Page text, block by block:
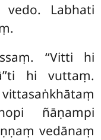
Labhati
‘‘Vitti hi
hi vuttaṃ.
ñāṇampi
vedānaṃ